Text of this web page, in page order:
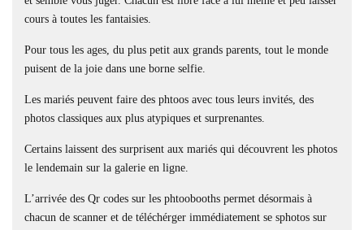
cours à toutes les fantaisies.
Pour tous les ages, du plus petit aux grands parents, tout le monde
puisent de la joie dans une borne selfie.
Les mariés peuvent faire des phtoos avec tous leurs invités, des
photos classiques aux plus atypiques et surprenantes.
Certains laissent des surprisent aux mariés qui découvrent les photos
le lendemain sur la galerie en ligne.
L’arrivée des Qr codes sur les phtoobooths permet désormais à
chacun de scanner et de téléchérger immédiatement se sphotos sur